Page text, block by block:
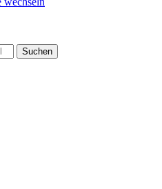
Suchen